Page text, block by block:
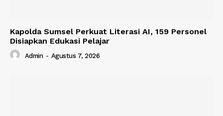
Kapolda Sumsel Perkuat Literasi AI, 159 Personel
Disiapkan Edukasi Pelajar
Admin - Agustus 7, 2026